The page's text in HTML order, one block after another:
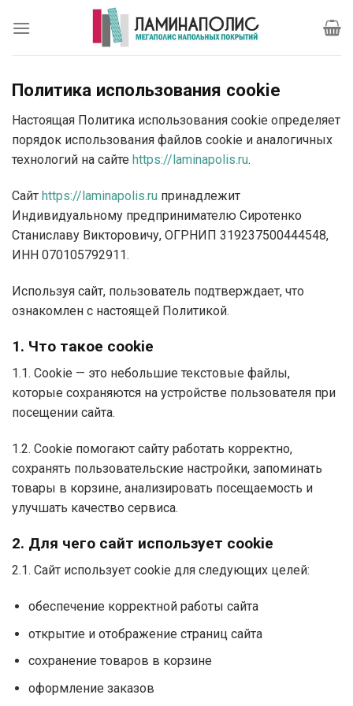
Политика использования cookie
Настоящая Политика использования cookie определяет
порядок использования файлов cookie и аналогичных
технологий на сайте https://laminapolis.ru.
Сайт https://laminapolis.ru принадлежит
Индивидуальному предпринимателю Сиротенко
Станиславу Викторовичу, ОГРНИП 319237500444548,
ИНН 070105792911.
Используя сайт, пользователь подтверждает, что
ознакомлен с настоящей Политикой.
1. Что такое cookie
1.1. Cookie — это небольшие текстовые файлы,
которые сохраняются на устройстве пользователя при
посещении сайта.
1.2. Cookie помогают сайту работать корректно,
сохранять пользовательские настройки, запоминать
товары в корзине, анализировать посещаемость и
улучшать качество сервиса.
2. Для чего сайт использует cookie
2.1. Сайт использует cookie для следующих целей:
обеспечение корректной работы сайта
открытие и отображение страниц сайта
сохранение товаров в корзине
оформление заказов